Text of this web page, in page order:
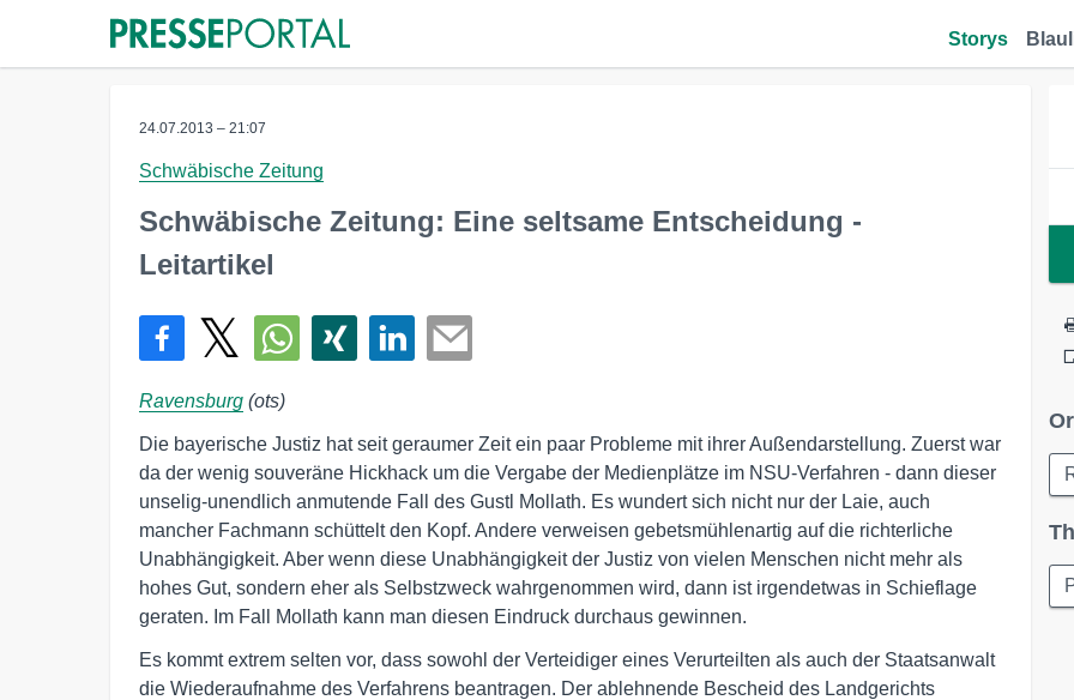
Storys
24.07.2013 – 21:07
Schwäbische Zeitung
Schwäbische Zeitung: Eine seltsame Entscheidung -
Leitartikel
Ravensburg (ots)
Die bayerische Justiz hat seit geraumer Zeit ein paar Probleme mit ihrer Außendarstellung. Zuerst war
da der wenig souveräne Hickhack um die Vergabe der Medienplätze im NSU-Verfahren - dann dieser
unselig-unendlich anmutende Fall des Gustl Mollath. Es wundert sich nicht nur der Laie, auch
mancher Fachmann schüttelt den Kopf. Andere verweisen gebetsmühlenartig auf die richterliche
Unabhängigkeit. Aber wenn diese Unabhängigkeit der Justiz von vielen Menschen nicht mehr als
hohes Gut, sondern eher als Selbstzweck wahrgenommen wird, dann ist irgendetwas in Schieflage
geraten. Im Fall Mollath kann man diesen Eindruck durchaus gewinnen.
Es kommt extrem selten vor, dass sowohl der Verteidiger eines Verurteilten als auch der Staatsanwalt
die Wiederaufnahme des Verfahrens beantragen. Der ablehnende Bescheid des Landgerichts